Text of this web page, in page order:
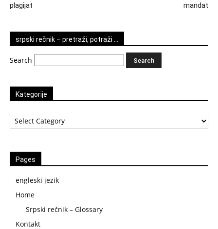
plagijat mandat
srpski rečnik – pretraži, potraži …
Search
Kategorije
Kategorije
Pages
engleski jezik
Home
Srpski rečnik – Glossary
Kontakt